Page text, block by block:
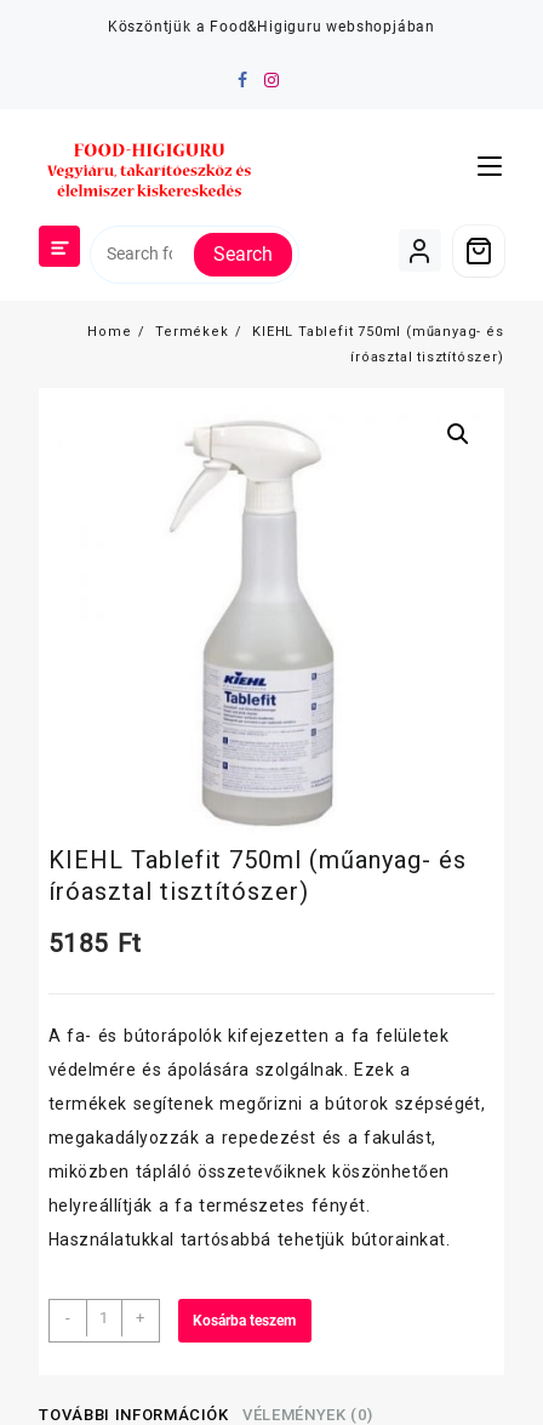
Köszöntjük a Food&Higiguru webshopjában
Search
Home Termékek
KIEHL Tablefit 750ml (műanyag- és
íróasztal tisztítószer)
KIEHL Tablefit 750ml (műanyag- és
íróasztal tisztítószer)
5185 Ft
A fa- és bútorápolók kifejezetten a fa felületek
védelmére és ápolására szolgálnak. Ezek a
termékek segítenek megőrizni a bútorok szépségét,
megakadályozzák a repedezést és a fakulást,
miközben tápláló összetevőiknek köszönhetően
helyreállítják a fa természetes fényét.
Használatukkal tartósabbá tehetjük bútorainkat.
-
KIEHL
Tablefit
és
+ Kosárba teszem
TOVÁBBI INFORMÁCIÓK VÉLEMÉNYEK (0)